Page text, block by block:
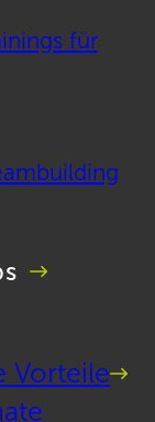
für
Vorteile